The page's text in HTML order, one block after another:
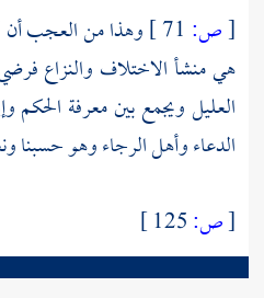
[ص:
وهذا من العجب أن
هي منشأ الاختلاف والنزاع
العليل ويجمع بين معرفة الحكم
الدعاء وأهل الرجاء وهو حسبنا
[ص: